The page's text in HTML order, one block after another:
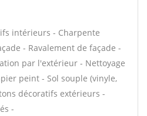
intérieurs - Charpente
- Ravalement de façade -
par l'extérieur - Nettoyage
peint - Sol souple (vinyle,
décoratifs extérieurs -
-